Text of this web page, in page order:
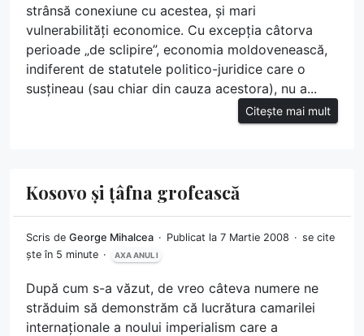
strânsă conexiune cu acestea, și mari
vulnerabilități economice. Cu excepția câtorva
perioade „de sclipire”, economia moldovenească,
indiferent de statutele politico-juridice care o
susțineau (sau chiar din cauza acestora), nu a...
Citește mai mult
Kosovo și țâfna grofească
Scris de George Mihalcea Publicat la 7 Martie 2008
se cite
ște în 5 minute
AXA ANUL I
După cum s-a văzut, de vreo câteva numere ne
străduim să demonstrăm că lucrătura camarilei
internaționale a noului imperialism care a